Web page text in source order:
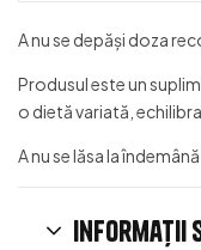
A nu se depăși doza
Produsul este un
o dietă variată,
A nu se lăsa la
Informații